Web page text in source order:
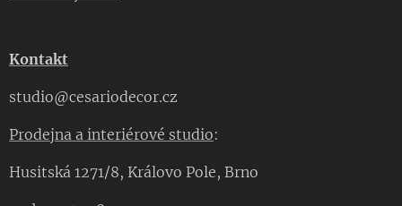
Kontakt
studio@cesariodecor.cz
Prodejna a interiérové studio:
Husitská 1271/8, Královo Pole, Brno